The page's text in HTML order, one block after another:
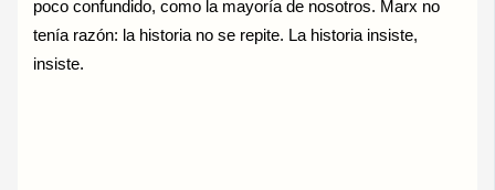
poco confundido, como la mayoría de nosotros. Marx no
tenía razón: la historia no se repite. La historia insiste,
insiste.